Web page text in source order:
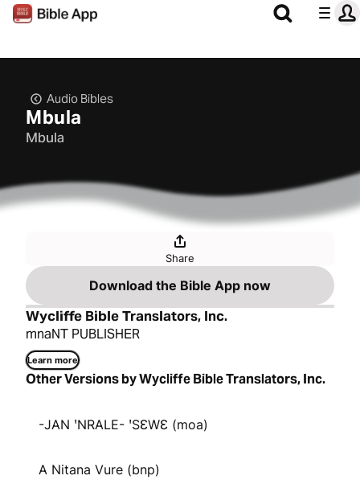
Audio Bibles
Mbula
Mbula
Share
Download the Bible App now
Wycliffe Bible Translators, Inc.
mnaNT PUBLISHER
Learn more
Other Versions by Wycliffe Bible Translators, Inc.
-JAN ꞌNRALE- ꞌSƐWƐ (moa)
A Nitana Vure (bnp)